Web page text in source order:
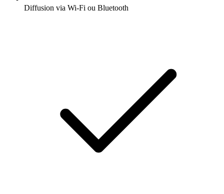
Diffusion via Wi-Fi ou Bluetooth